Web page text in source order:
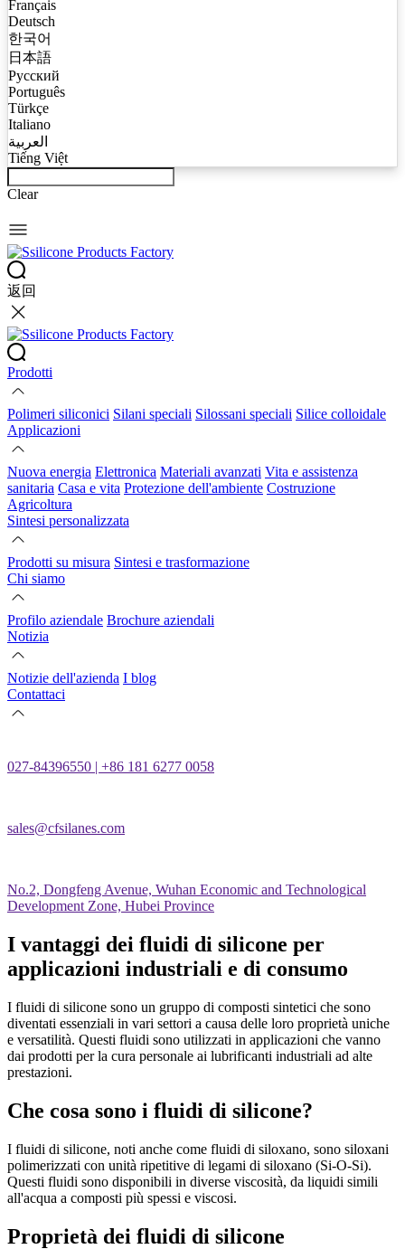
Français
Deutsch
한국어
日本語
Русский
Português
Türkçe
Italiano
العربية
Tiếng Việt
Clear
返回
Prodotti
Polimeri siliconici Silani speciali Silossani speciali Silice colloidale
Applicazioni
Nuova energia Elettronica Materiali avanzati Vita e assistenza
sanitaria Casa e vita Protezione dell'ambiente Costruzione
Agricoltura
Sintesi personalizzata
Prodotti su misura Sintesi e trasformazione
Chi siamo
Profilo aziendale Brochure aziendali
Notizia
Notizie dell'azienda I blog
Contattaci
027-84396550 | +86 181 6277 0058
sales@cfsilanes.com
No.2, Dongfeng Avenue, Wuhan Economic and Technological
Development Zone, Hubei Province
I vantaggi dei fluidi di silicone per
applicazioni industriali e di consumo
I fluidi di silicone sono un gruppo di composti sintetici che sono
diventati essenziali in vari settori a causa delle loro proprietà uniche
e versatilità. Questi fluidi sono utilizzati in applicazioni che vanno
dai prodotti per la cura personale ai lubrificanti industriali ad alte
prestazioni.
Che cosa sono i fluidi di silicone?
I fluidi di silicone, noti anche come fluidi di siloxano, sono siloxani
polimerizzati con unità ripetitive di legami di siloxano (Si-O-Si).
Questi fluidi sono disponibili in diverse viscosità, da liquidi simili
all'acqua a composti più spessi e viscosi.
Proprietà dei fluidi di silicone